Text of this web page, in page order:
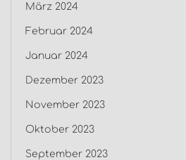
März 2024
Februar 2024
Januar 2024
Dezember 2023
November 2023
Oktober 2023
September 2023